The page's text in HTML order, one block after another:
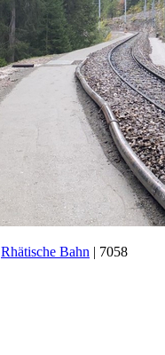
Rhätische Bahn | 7058